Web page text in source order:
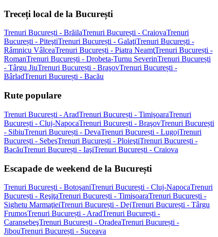
Treceți local de la București
Trenuri București - BrăilaTrenuri București - CraiovaTrenuri
București - PiteştiTrenuri București - GalaţiTrenuri București -
Râmnicu VâlceaTrenuri București - Piatra NeamţTrenuri București -
RomanTrenuri București - Drobeta-Turnu SeverinTrenuri București
- Târgu JiuTrenuri București - BraşovTrenuri București -
BârladTrenuri București - Bacău
Rute populare
Trenuri București - AradTrenuri București - TimişoaraTrenuri
București - Cluj-NapocaTrenuri București - BraşovTrenuri București
- SibiuTrenuri București - DevaTrenuri București - LugojTrenuri
București - SebeşTrenuri București - PloieştiTrenuri București -
BacăuTrenuri București - IaşiTrenuri București - Craiova
Escapade de weekend de la București
Trenuri București - BotoşaniTrenuri București - Cluj-NapocaTrenuri
București - ReşiţaTrenuri București - TimişoaraTrenuri București -
Sighetu MarmaţieiTrenuri București - DejTrenuri București - Târgu
FrumosTrenuri București - AradTrenuri București -
CaransebeşTrenuri București - OradeaTrenuri București -
JibouTrenuri București - Suceava